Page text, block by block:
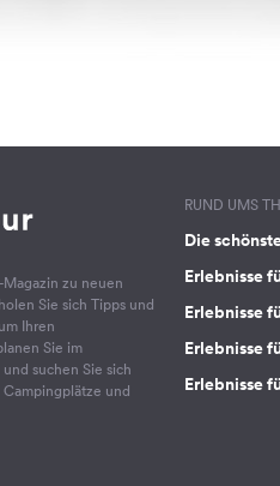
zu neuen
Sie sich Tipps und
Ihren
Sie im
suchen Sie sich
und
RUND UMS
Die
Erlebnisse
Erlebnisse
Erlebnisse
Erlebnisse